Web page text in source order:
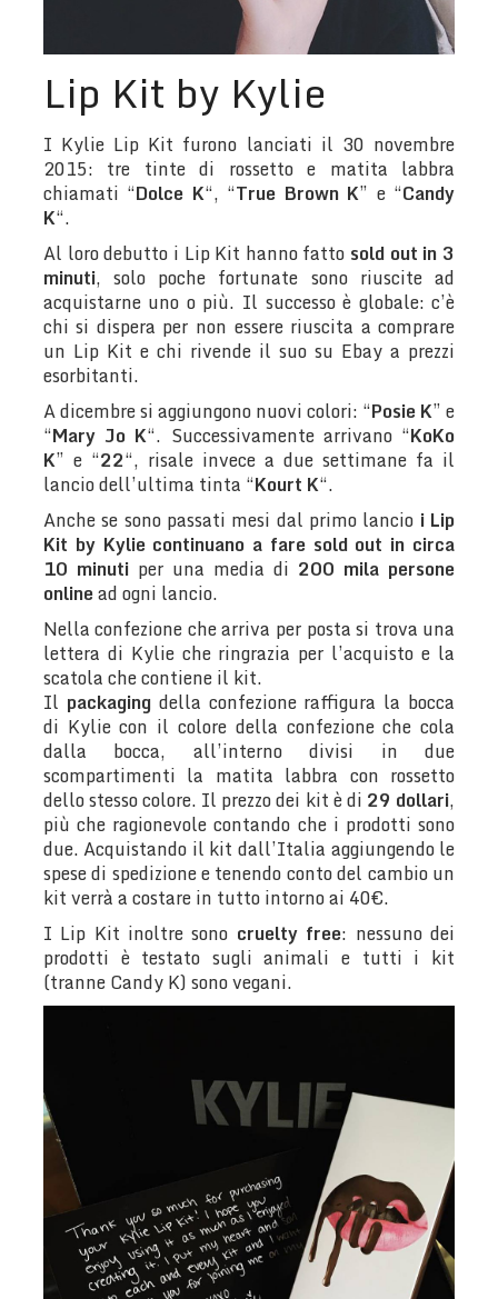
Lip Kit by Kylie
I Kylie Lip Kit furono lanciati il 30 novembre
2015: tre tinte di rossetto e matita labbra
chiamati “Dolce K“, “True Brown K” e “Candy
K“.
Al loro debutto i Lip Kit hanno fatto sold out in 3
minuti, solo poche fortunate sono riuscite ad
acquistarne uno o più. Il successo è globale: c’è
chi si dispera per non essere riuscita a comprare
un Lip Kit e chi rivende il suo su Ebay a prezzi
esorbitanti.
A dicembre si aggiungono nuovi colori: “Posie K” e
“Mary Jo K“. Successivamente arrivano “KoKo
K” e “22“, risale invece a due settimane fa il
lancio dell’ultima tinta “Kourt K“.
Anche se sono passati mesi dal primo lancio i Lip
Kit by Kylie continuano a fare sold out in circa
10 minutiper una media di 200 mila persone
onlinead ogni lancio.
Nella confezione che arriva per posta si trova una
lettera di Kylie che ringrazia per l’acquisto e la
scatola che contiene il kit.
Il packagingdella confezione raffigura la bocca
di Kylie con il colore della confezione che cola
dalla bocca, all’interno divisi in due
scompartimenti la matita labbra con rossetto
dello stesso colore. Il prezzo dei kit è di 29 dollari,
più che ragionevole contando che i prodotti sono
due. Acquistando il kit dall’Italia aggiungendo le
spese di spedizione e tenendo conto del cambio un
kit verrà a costare in tutto intorno ai 40€.
I Lip Kit inoltre sono cruelty free: nessuno dei
prodotti è testato sugli animali e tutti i kit
(tranne Candy K) sono vegani.